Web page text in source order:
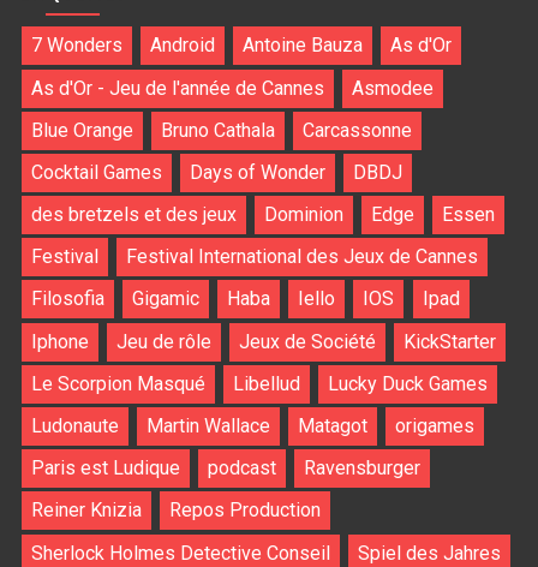
7 Wonders Android Antoine Bauza
As d'Or
As d'Or - Jeu de l'année de Cannes
Asmodee
Blue Orange
Bruno Cathala
Carcassonne
Cocktail Games
Days of Wonder
DBDJ
des bretzels et des jeux
Dominion Edge
Essen
Festival
Festival International des Jeux de Cannes
Filosofia
Gigamic Haba Iello IOS
Ipad
Iphone
Jeu de rôle Jeux de Société
KickStarter
Le Scorpion Masqué
Libellud
Lucky Duck Games
Ludonaute
Martin Wallace Matagot
origames
Paris est Ludique
podcast
Ravensburger
Reiner Knizia
Repos Production
Sherlock Holmes Detective Conseil
Spiel des Jahres